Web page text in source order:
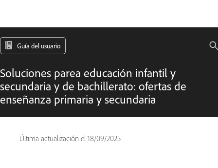
Guía del usuario
Soluciones parea educación infantil y
secundaria y de bachillerato: ofertas de
enseñanza primaria y secundaria
Última actualización el 18/09/2025